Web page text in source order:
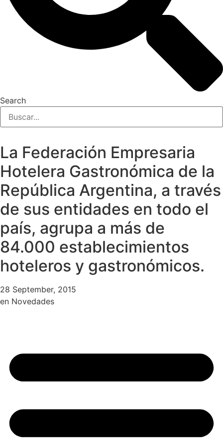
Search
La Federación Empresaria
Hotelera Gastronómica de la
República Argentina, a través
de sus entidades en todo el
país, agrupa a más de
84.000 establecimientos
hoteleros y gastronómicos.
28 September, 2015
en Novedades